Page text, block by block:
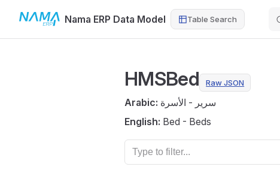
Skip to contentNama ERP Data Model Table Search
HMSBed Raw JSON
Arabic: سرير - الأسرة
English: Bed - Beds